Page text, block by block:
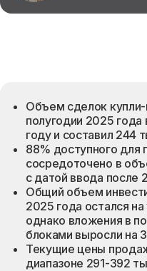
Объем сделок
полугодии 2025
году и составил 244
88% доступного для
сосредоточено в
с датой ввода после
Общий объем
2025 года остался
однако вложения в
блоками выросли на
Текущие цены
диапазоне 291-392